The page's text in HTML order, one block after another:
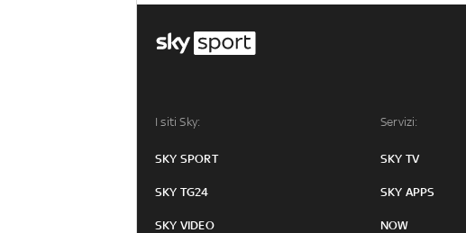
I siti Sky:
SKY SPORT
SKY TG24
SKY VIDEO
Servizi:
SKY TV
SKY APPS
NOW